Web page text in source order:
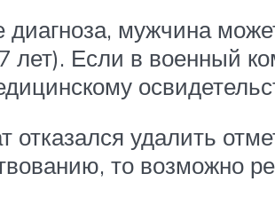
диагноза, мужчина
лет). Если в военный
удалить
то возможно